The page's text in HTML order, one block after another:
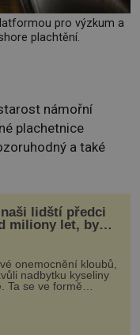
pro výzkum a
plachtění.
námořní
plachetnice
a také
lidští předci
miliony let, by
s léčbou
onemocnění kloubů,
nadbytku kyseliny
Ta se ve formě
bole...